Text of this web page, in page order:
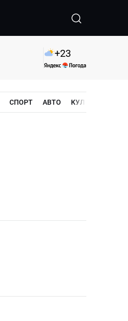
+23
СПОРТ АВТО КУЛЬТУРА